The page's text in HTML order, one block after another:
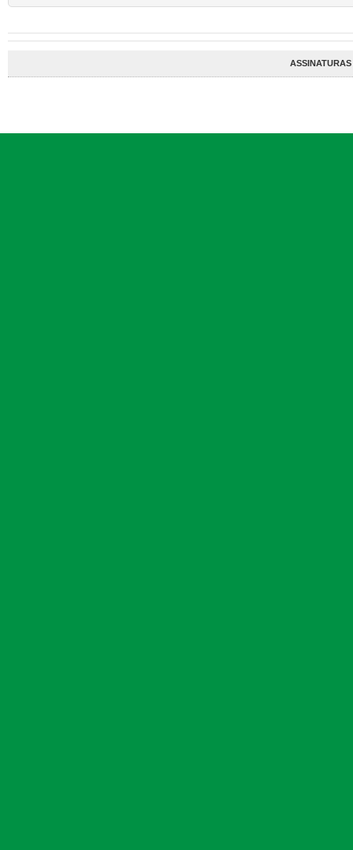
ASSINATURAS